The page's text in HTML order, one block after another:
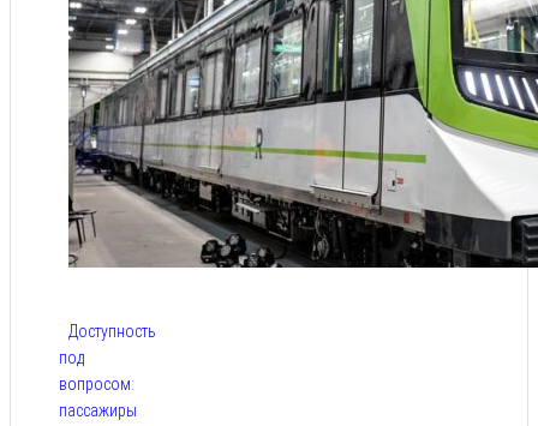
Доступность
под
вопросом:
пассажиры